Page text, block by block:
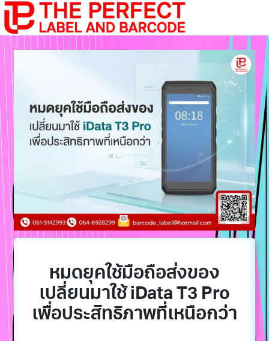
หมดยุคใช้มือถือส่งของ
เปลี่ยนมาใช้ iData T3 Pro
เพื่อประสิทธิภาพที่เหนือกว่า